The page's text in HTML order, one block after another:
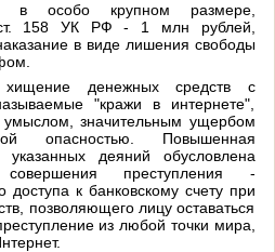
в особо крупном размере,
158 УК РФ - 1 млн рублей,
в виде лишения свободы
денежных средств с
"кражи в интернете",
умыслом, значительным ущербом
опасностью. Повышенная
указанных деяний обусловлена
преступления -
доступа к банковскому счету при
позволяющего лицу оставаться
из любой точки мира,